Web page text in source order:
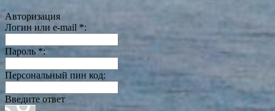
Авторизация
Логин или e-mail *:
Пароль *:
Персональный пин код:
Введите ответ